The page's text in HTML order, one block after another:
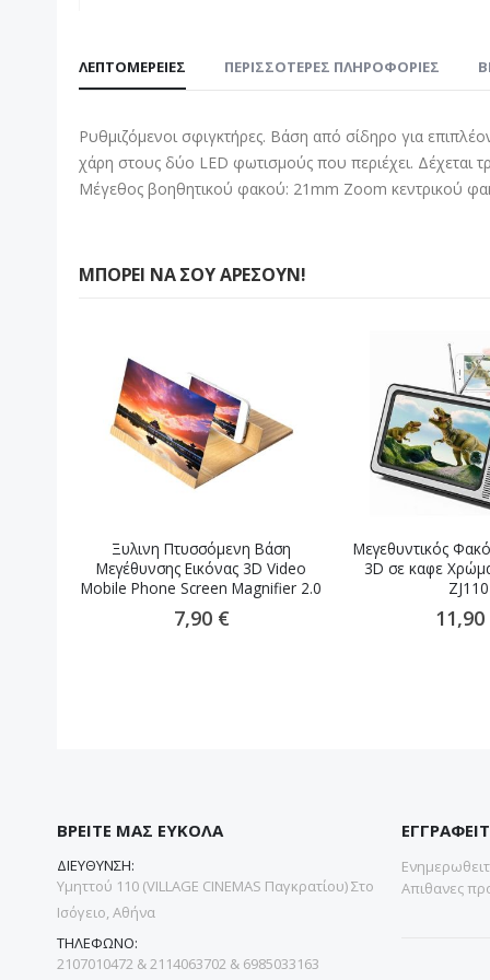
αρχή
συλλογής
εικόνων
ΛΕΠΤΟΜΈΡΕΙΕΣ
Ρυθμιζόμενοι σφιγκτήρες. Βάση από σίδηρο για
χάρη στους δύο LED φωτισμούς που περιέχει. Δέχεται
Μέγεθος βοηθητικού φακού: 21mm Zoom κεντρικού
ΠΕΡΙΣΣΌΤΕΡΕΣ ΠΛΗΡΟΦΟΡΊΕΣ
ΜΠΟΡΕΊ ΝΑ ΣΟΥ ΑΡΈΣΟΥΝ!
Ξυλινη Πτυσσόμενη Βάση
Μεγέθυνσης Εικόνας 3D Video
Mobile Phone Screen Magnifier 2.0
inch
7,90 €
Μεγεθυντικός
3D σε καφε
ZJ110
11,90
ΒΡΕΙΤΕ ΜΑΣ ΕΥΚΟΛΑ
ΔΙΕΥΘΥΝΣΗ:
Υμηττού 110 (VILLAGE CINEMAS Παγκρατίου) Στο
Ισόγειο, Αθήνα
ΤΗΛΕΦΩΝΟ:
2107010472 & 2114063702 & 6985033163
Απιθανες